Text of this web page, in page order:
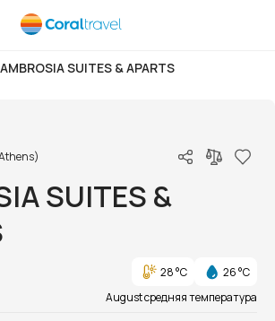
AMBROSIA SUITES & APARTS
SUITES &
28 °C
26 °C
August средняя температура